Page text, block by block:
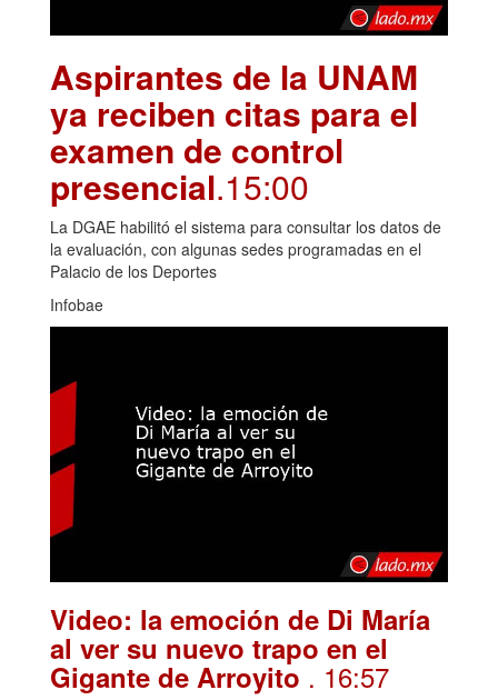
Aspirantes de la UNAM
ya reciben citas para el
examen de control
presencial.15:00
La DGAE habilitó el sistema para consultar los datos de
la evaluación, con algunas sedes programadas en el
Palacio de los Deportes
Infobae
Video: la emoción de Di María
al ver su nuevo trapo en el
Gigante de Arroyito . 16:57